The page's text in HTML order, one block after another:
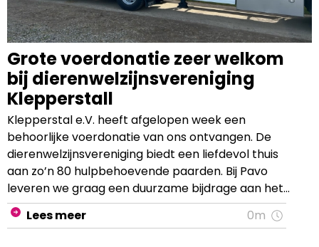
Grote voerdonatie zeer welkom
bij dierenwelzijnsvereniging
Klepperstall
Klepperstal e.V. heeft afgelopen week een
behoorlijke voerdonatie van ons ontvangen. De
dierenwelzijnsvereniging biedt een liefdevol thuis
aan zo’n 80 hulpbehoevende paarden. Bij Pavo
leveren we graag een duurzame bijdrage aan het
welzijn van deze paarden, door het doneren van
hoogwaardig voer afgestemd op de individuele
Lees meer 0m